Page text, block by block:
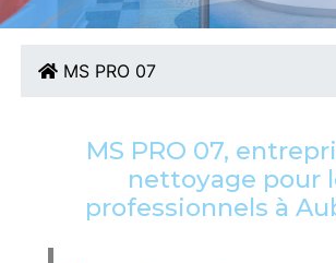
MS PRO 07
MS PRO 07,
nettoyage pour
professionnels à